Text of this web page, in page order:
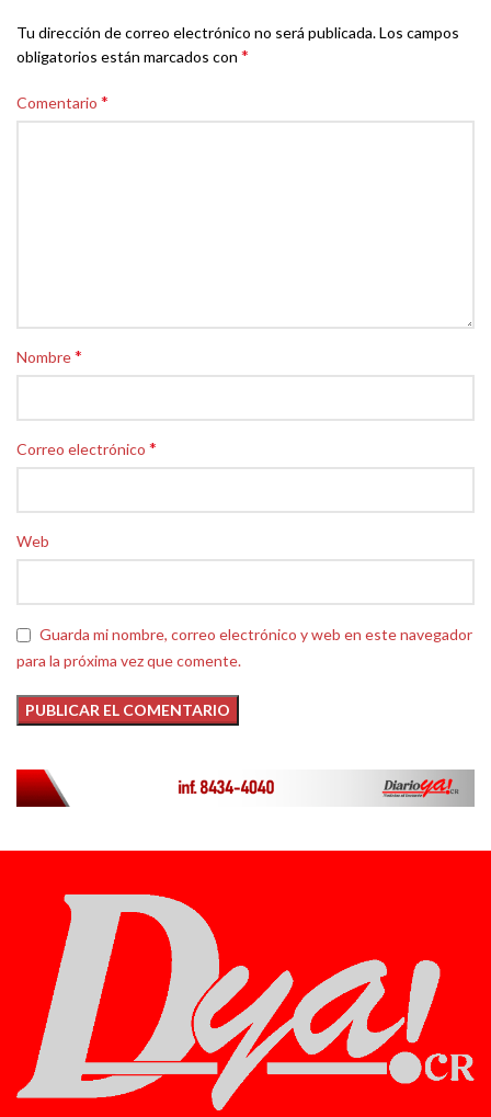
Tu dirección de correo electrónico no será publicada.Los campos
obligatorios están marcados con *
Comentario *
Nombre*
Correo electrónico *
Web
Guarda mi nombre, correo electrónico y web en este navegador
para la próxima vez que comente.